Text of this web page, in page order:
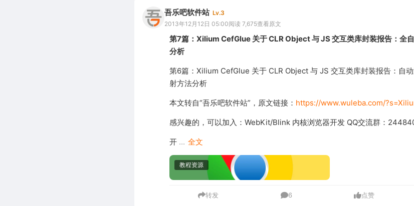
吾乐吧软件站 Lv.3
2013年12月12日 05:00阅读 7,675查看原文
第7篇：Xilium CefGlue 关于 CLR Object 与 JS 交互类库封装报告：全
分析
第6篇：Xilium CefGlue 关于 CLR Object 与 JS 交互类库封装报告：自
射方法分析
本文转自“吾乐吧软件站”，原文链接： https://www.wuleba.com/
感兴趣的，可以加入：WebKit/Blink 内核浏览器开发 QQ交流群：
开 ... 全文
教程资源
转发 6 点赞